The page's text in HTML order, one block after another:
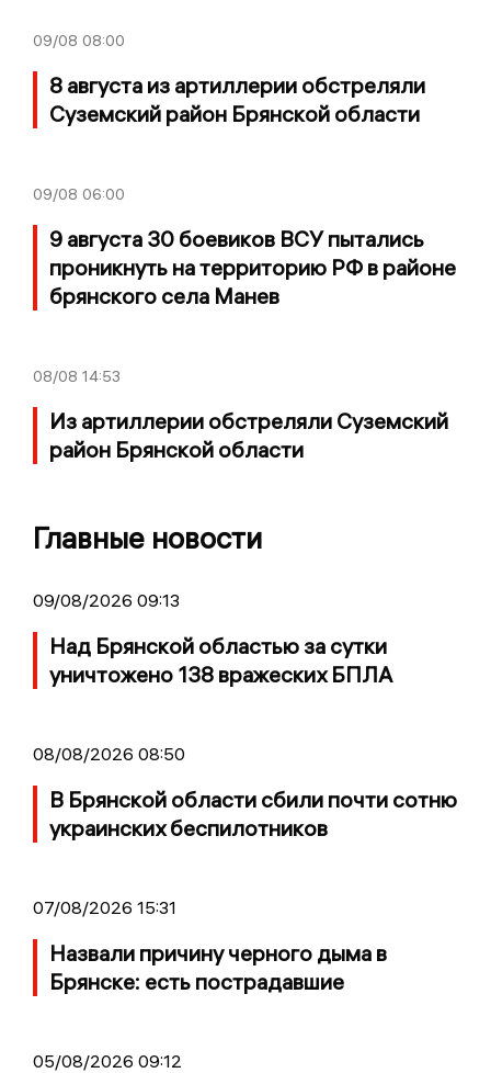
09/08 08:00
8 августа из артиллерии обстреляли
Суземский район Брянской области
09/08 06:00
9 августа 30 боевиков ВСУ пытались
проникнуть на территорию РФ в районе
брянского села Манев
08/08 14:53
Из артиллерии обстреляли Суземский
район Брянской области
Главные новости
09/08/2026 09:13
Над Брянской областью за сутки
уничтожено 138 вражеских БПЛА
08/08/2026 08:50
В Брянской области сбили почти сотню
украинских беспилотников
07/08/2026 15:31
Назвали причину черного дыма в
Брянске: есть пострадавшие
05/08/2026 09:12